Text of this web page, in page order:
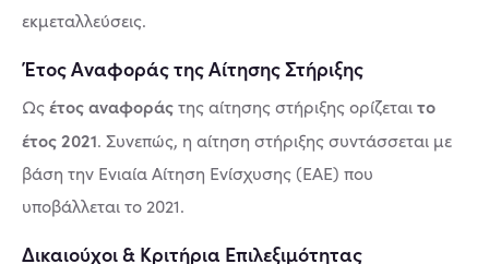
εκμεταλλεύσεις.
Έτος Αναφοράς της Αίτησης Στήριξης
Ωςέτος αναφοράςτης αίτησης στήριξης ορίζεταιτο
έτος 2021. Συνεπώς, η αίτηση στήριξης συντάσσεται με
βάση την Ενιαία Αίτηση Ενίσχυσης (ΕΑΕ) που
υποβάλλεται το 2021.
Δικαιούχοι & Κριτήρια Επιλεξιμότητας